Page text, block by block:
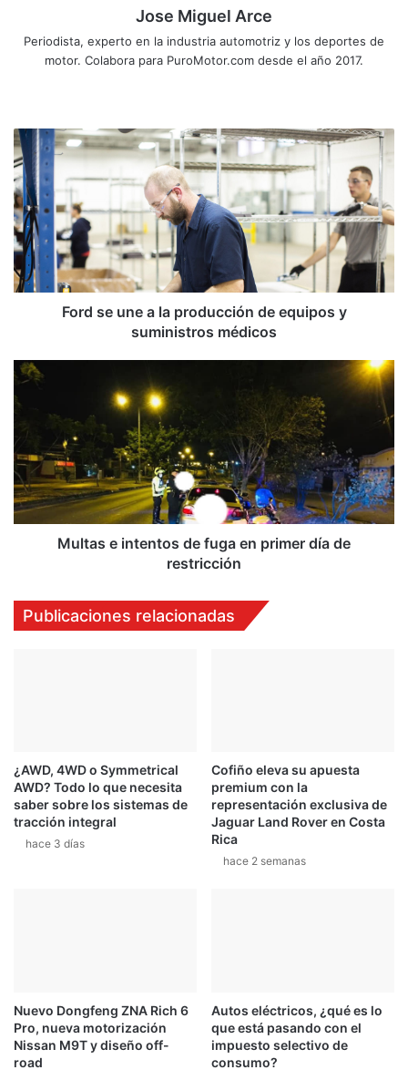
Jose Miguel Arce
Periodista, experto en la industria automotriz y los deportes de
motor. Colabora para PuroMotor.com desde el año 2017.
Ford
se
une
a
la
producción
de
equipos
y
suministrosFord se une a la producción de equipos y
suministros médicos
Multas
intentos
fuga
en
primer
día
de
restricciónMultas e intentos de fuga en primer día de
restricción
Publicaciones relacionadas
¿AWD, 4WD o Symmetrical
AWD? Todo lo que necesita
saber sobre los sistemas de
tracción integral
hace 3 días
Cofiño eleva su apuesta
premium con la
representación exclusiva de
Jaguar Land Rover en Costa
Rica
hace 2 semanas
Nuevo Dongfeng ZNA Rich 6
Pro, nueva motorización
Nissan M9T y diseño off-
road
Autos eléctricos, ¿qué es lo
que está pasando con el
impuesto selectivo de
consumo?